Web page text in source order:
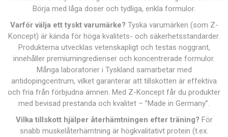
Börja med låga doser och tydliga, enkla formulor.
Varför välja ett tyskt varumärke? Tyska varumärken (som Z-
Koncept) är kända för höga kvalitets- och säkerhetsstandarder.
Produkterna utvecklas vetenskapligt och testas noggrant,
innehåller premiumingredienser och koncentrerade formulor.
Många laboratorier i Tyskland samarbetar med
antidopingcentrum, vilket garanterar att tillskotten är effektiva
och fria från förbjudna ämnen. Med Z-Koncept får du produkter
med bevisad prestanda och kvalitet – ”Made in Germany”.
Vilka tillskott hjälper återhämtningen efter träning? För
snabb muskelåterhämtning är högkvalitativt protein (t.ex.